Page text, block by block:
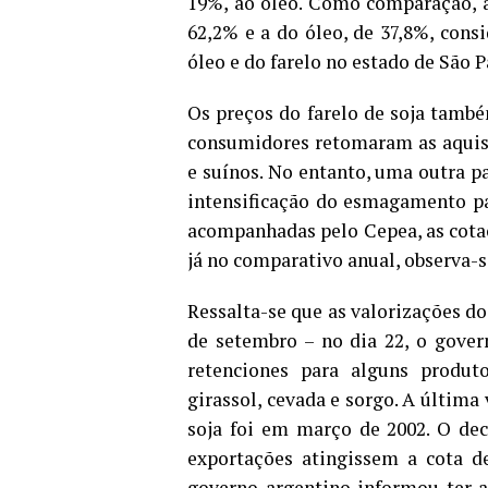
62,2% e a do óleo, de 37,8%,
óleo e do farelo no estado de São
Os preços do farelo de soja
consumidores retomaram as
e suínos. No entanto, uma outra
intensificação do esmagamento
acompanhadas pelo Cepea, as
já no comparativo anual, observa-
Ressalta-se que as valorizações
de setembro – no dia 22, o
retenciones para alguns
girassol, cevada e sorgo. A
soja foi em março de 2002. O
exportações atingissem a cota